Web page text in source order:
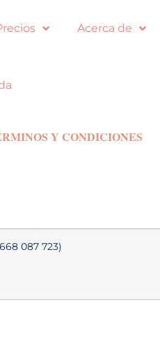
Acerca de
Y CONDICIONES
087 723)